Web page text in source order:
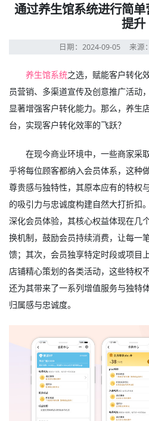
通过养生馆系统进行简
提升
日期：2024-09-05 来源
养生馆系统之选，赋能客户转化
员营销、多渠道宣传及创意推广活动
显著增强客户转化能力。那么，养生
台，实现客户转化效率的飞跃？
在现今商业环境中，一些商家采
乎将每位顾客都纳入会员体系，这种
尊贵感与独特性，其原本应有的特权
的吸引力与忠诚度构建自然大打折扣
深化会员体验，其核心权益体现在几
换机制，鼓励会员持续消费，让每一
馈；其次，会员独享特定时段或项目
店铺精心策划的各类活动，这些特权
还为其带来了一系列增值服务与独特
归属感与忠诚度。